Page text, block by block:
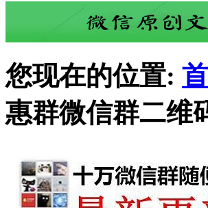
您现在的位置:
惠群微信群二维